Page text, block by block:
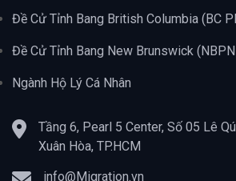
Đề Cử Tỉnh Bang British Columbia (BC
Đề Cử Tỉnh Bang New Brunswick
Ngành Hộ Lý Cá Nhân
Tầng 6, Pearl 5 Center, Số 05 Lê
Xuân Hòa, TP.HCM
info@Migration.vn